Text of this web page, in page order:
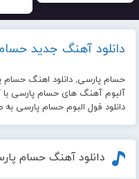
دانلود آهنگ جدید
حسام پارسی, دانلود اهنگ
آلبوم آهنگ های حسام پارسی با
دانلود فول البوم حسام پارسی
دانلود آهنگ حسام